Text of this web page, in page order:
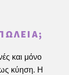
και μόνο
ως κύηση. Η